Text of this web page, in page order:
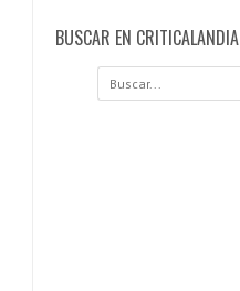
BUSCAR EN CRITICALANDIA
Buscar